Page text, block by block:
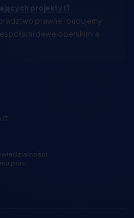
projekty IT
prawne i budujemy
deweloperskimi a
prac